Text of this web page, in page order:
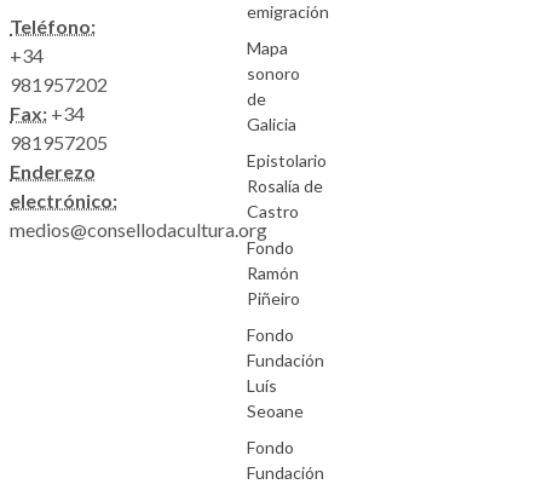
Teléfono:
+34
981957202
Fax: +34
981957205
Enderezo
electrónico:
medios@consellodacultura.org
emigración
Mapa
sonoro
de
Galicia
Epistolario
Rosalía de
Castro
Fondo
Ramón
Piñeiro
Fondo
Fundación
Luís
Seoane
Fondo
Fundación